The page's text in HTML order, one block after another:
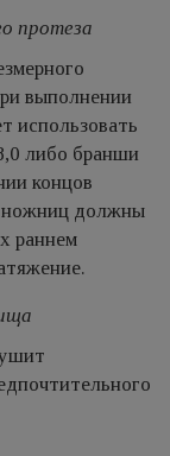
протеза
выполнении
использовать
либо бранши
концов
ножниц должны
раннем